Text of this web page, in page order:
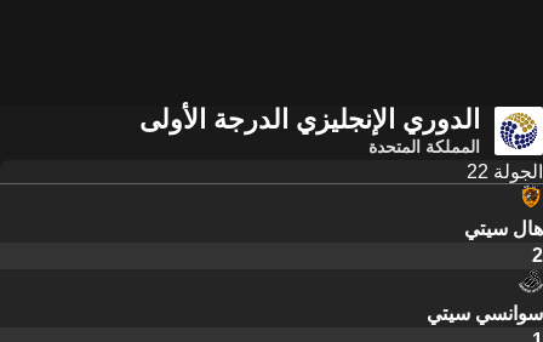
الدوري الإنجليزي الدرجة الأولى
المملكة المتحدة
الجولة 22
هال سيتي
2
سوانسي سيتي